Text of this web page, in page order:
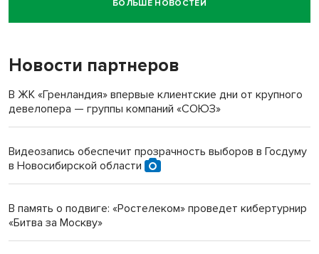
Новосибирский суд наказал водителя за смерть
пенсионерки на вокзале
«Мы живём на пастбище!»: в новосибирском селе лошади
терроризируют жителей
Инвалид получил условный срок за избиение врачей
Новосибирский преподаватель с женой вошли в топ-16
Обновлённое отделение ВТБ открылось в Искитиме
БОЛЬШЕ НОВОСТЕЙ
Новости партнеров
В ЖК «Гренландия» впервые клиентские дни от крупного
девелопера — группы компаний «СОЮЗ»
Видеозапись обеспечит прозрачность выборов в Госдуму
в Новосибирской области
В память о подвиге: «Ростелеком» проведет кибертурнир
«Битва за Москву»